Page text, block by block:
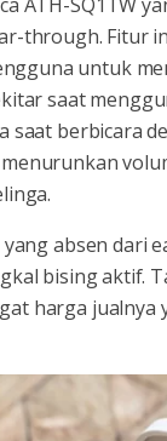
through. Fitur
untuk
saat
saat berbicara
absen dari
bising aktif.
harga jualnya